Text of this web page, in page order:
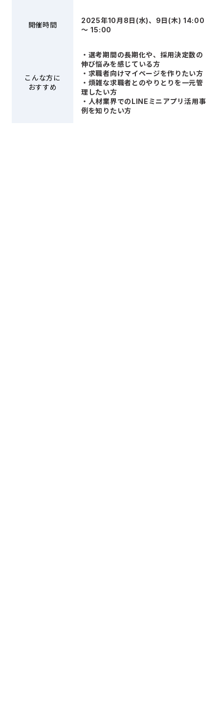
開催時間
2025年10月8日(水)、9日(木) 14:00
〜 15:00
こんな方に
おすすめ
・選考期間の長期化や、採用決定数の
伸び悩みを感じている方
・求職者向けマイページを作りたい方
・煩雑な求職者とのやりとりを一元管
理したい方
・人材業界でのLINEミニアプリ活用事
例を知りたい方